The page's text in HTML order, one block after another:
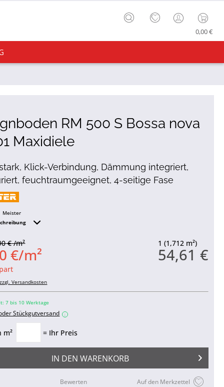
0,00 €
RM 500 S Bossa nova
Maxidiele
Klick-Verbindung, Dämmung integriert,
feuchtraumgeeignet, 4-seitige Fase
Meister
1 (1,712 m²)
54,61 €
€ /m²
€/m²
zzgl. Versandkosten
7 bis 10 Werktage
Stückgutversand i
m² = Ihr Preis
IN DEN WARENKORB
Auf den Merkzettel
Bewerten